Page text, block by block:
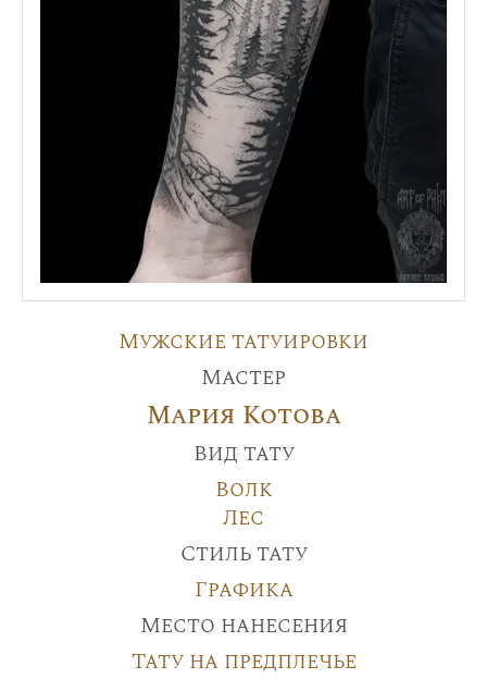
Мужские татуировки
Мастер
Мария Котова
Вид тату
Волк
Лес
Стиль тату
Графика
Место нанесения
Тату на предплечье